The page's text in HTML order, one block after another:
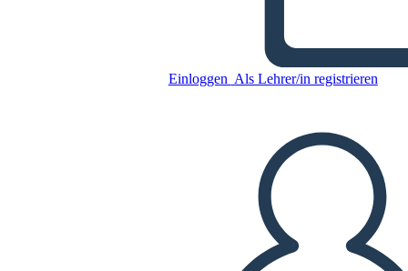
Einloggen Als Lehrer/in registrieren
Giapponese Durante la
Seconda Guerra Mondiale:
Kopieren Sie dieses Storyboard